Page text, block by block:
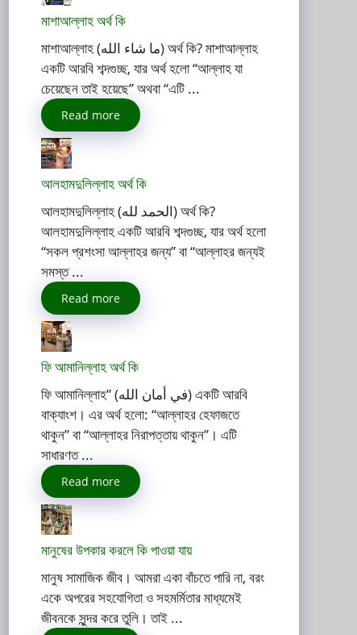
মাশাআল্লাহ অর্থ কি
মাশাআল্লাহ (ما شاء الله) অর্থ কি? মাশাআল্লাহ
একটি আরবি শব্দগুচ্ছ, যার অর্থ হলো “আল্লাহ যা
চেয়েছেন তাই হয়েছে” অথবা “এটি ...
Read more
আলহামদুলিল্লাহ অর্থ কি
আলহামদুলিল্লাহ (الحمد لله) অর্থ কি?
আলহামদুলিল্লাহ একটি আরবি শব্দগুচ্ছ, যার অর্থ হলো
“সকল প্রশংসা আল্লাহর জন্য” বা “আল্লাহর জন্যই
সমস্ত ...
Read more
ফি আমানিল্লাহ অর্থ কি
ফি আমানিল্লাহ” (في أمان الله) একটি আরবি
বাক্যাংশ। এর অর্থ হলো: “আল্লাহর হেফাজতে
থাকুন” বা “আল্লাহর নিরাপত্তায় থাকুন”। এটি
সাধারণত ...
Read more
মানুষের উপকার করলে কি পাওয়া যায়
মানুষ সামাজিক জীব। আমরা একা বাঁচতে পারি না, বরং
একে অপরের সহযোগিতা ও সহমর্মিতার মাধ্যমেই
জীবনকে সুন্দর করে তুলি। তাই ...